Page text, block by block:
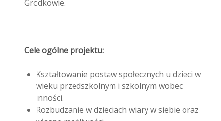
Grodkowie.
Cele ogólne projektu:
Kształtowanie postaw społecznych u dzieci w
wieku przedszkolnym i szkolnym wobec
inności.
Rozbudzanie w dzieciach wiary w siebie oraz